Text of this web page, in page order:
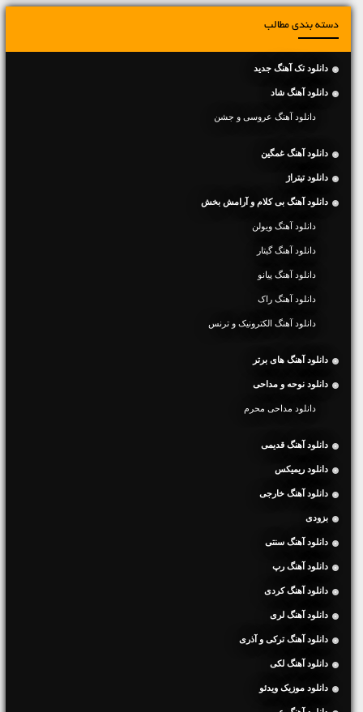
دسته بندی مطالب
دانلود تک آهنگ جدید
دانلود آهنگ شاد
دانلود آهنگ عروسی و جشن
دانلود آهنگ غمگین
دانلود تیتراژ
دانلود آهنگ بی کلام و آرامش بخش
دانلود آهنگ ویولن
دانلود آهنگ گیتار
دانلود آهنگ پیانو
دانلود آهنگ راک
دانلود آهنگ الکترونیک و ترنس
دانلود آهنگ های برتر
دانلود نوحه و مداحی
دانلود مداحی محرم
دانلود آهنگ قدیمی
دانلود ریمیکس
دانلود آهنگ خارجی
بزودی
دانلود آهنگ سنتی
دانلود آهنگ رپ
دانلود آهنگ کردی
دانلود آهنگ لری
دانلود آهنگ ترکی و آذری
دانلود آهنگ لکی
دانلود موزیک ویدئو